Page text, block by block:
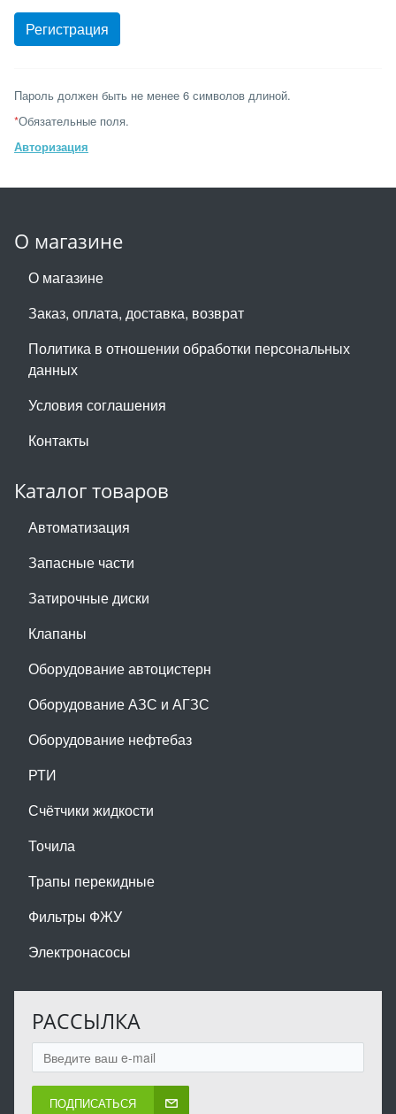
Пароль должен быть не менее 6 символов длиной.
*Обязательные поля.
Авторизация
О магазине
О магазине
Заказ, оплата, доставка, возврат
Политика в отношении обработки персональных
данных
Условия соглашения
Контакты
Каталог товаров
Автоматизация
Запасные части
Затирочные диски
Клапаны
Оборудование автоцистерн
Оборудование АЗС и АГЗС
Оборудование нефтебаз
РТИ
Счётчики жидкости
Точила
Трапы перекидные
Фильтры ФЖУ
Электронасосы
РАССЫЛКА
ПОДПИСАТЬСЯ